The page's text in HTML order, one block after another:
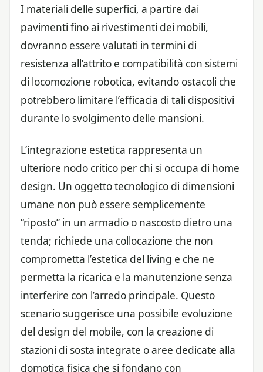
I materiali delle superfici, a partire dai
pavimenti fino ai rivestimenti dei mobili,
dovranno essere valutati in termini di
resistenza all’attrito e compatibilità con sistemi
di locomozione robotica, evitando ostacoli che
potrebbero limitare l’efficacia di tali dispositivi
durante lo svolgimento delle mansioni.
L’integrazione estetica rappresenta un
ulteriore nodo critico per chi si occupa di home
design. Un oggetto tecnologico di dimensioni
umane non può essere semplicemente
“riposto” in un armadio o nascosto dietro una
tenda; richiede una collocazione che non
comprometta l’estetica del living e che ne
permetta la ricarica e la manutenzione senza
interferire con l’arredo principale. Questo
scenario suggerisce una possibile evoluzione
del design del mobile, con la creazione di
stazioni di sosta integrate o aree dedicate alla
domotica fisica che si fondano con